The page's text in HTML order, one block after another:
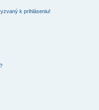
k prihláseniu!